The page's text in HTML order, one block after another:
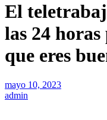
El
las 24
que eres
mayo 10, 2023
admin